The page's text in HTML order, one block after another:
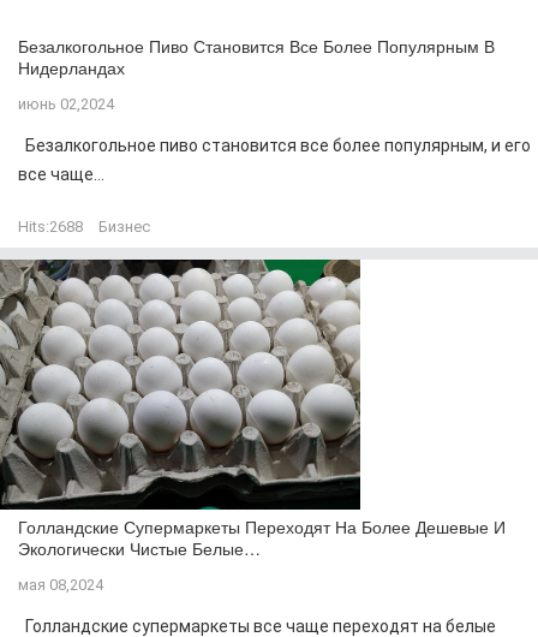
Безалкогольное Пиво Становится Все Более Популярным В
Нидерландах
июнь 02,2024
Безалкогольное пиво становится все более популярным, и его
все чаще...
Hits:2688 Бизнес
Голландские Супермаркеты Переходят На Более Дешевые И
Экологически Чистые Белые…
мая 08,2024
Голландские супермаркеты все чаще переходят на белые